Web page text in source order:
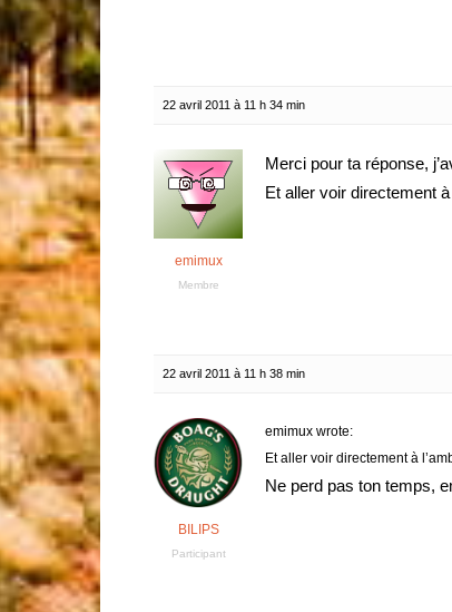
22 avril 2011 à 11 h 34 min
emimux
Membre
Merci pour ta réponse,
Et aller voir directement
22 avril 2011 à 11 h 38 min
BILIPS
Participant
emimux wrote:
Et aller voir directement à
Ne perd pas ton temps,